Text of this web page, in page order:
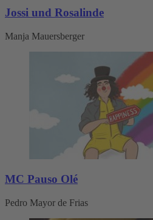
Jossi und Rosalinde
Manja Mauersberger
MC Pauso Olé
Pedro Mayor de Frias